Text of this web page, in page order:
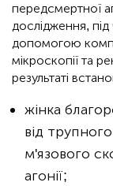
передсмертної
дослідження, під
допомогою
мікроскопії та
результаті
жінка
від
м'язового
агонії;